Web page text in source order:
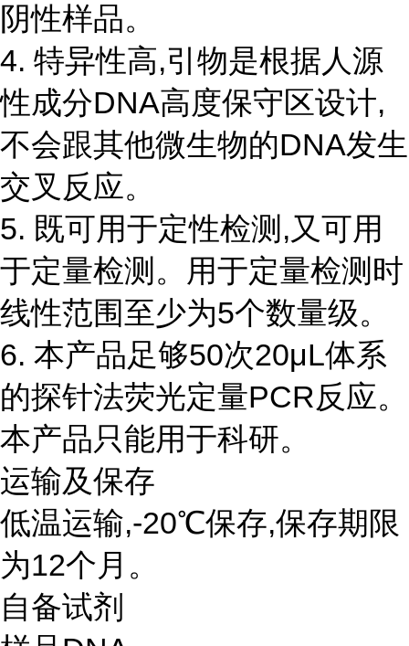
阴性样品。
4. 特异性高,引物是根据人源
性成分DNA高度保守区设计,
不会跟其他微生物的DNA发生
交叉反应。
5. 既可用于定性检测,又可用
于定量检测。用于定量检测时
线性范围至少为5个数量级。
6. 本产品足够50次20μL体系
的探针法荧光定量PCR反应。
本产品只能用于科研。
运输及保存
低温运输,-20℃保存,保存期限
为12个月。
自备试剂